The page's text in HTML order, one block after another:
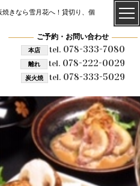
きなら雪月花へ！貸切り、個
ご予約・お問い合わせ
本店 tel.078-333-7080
離れ tel. 078-222-0029
炭火焼 tel.078-333-5029